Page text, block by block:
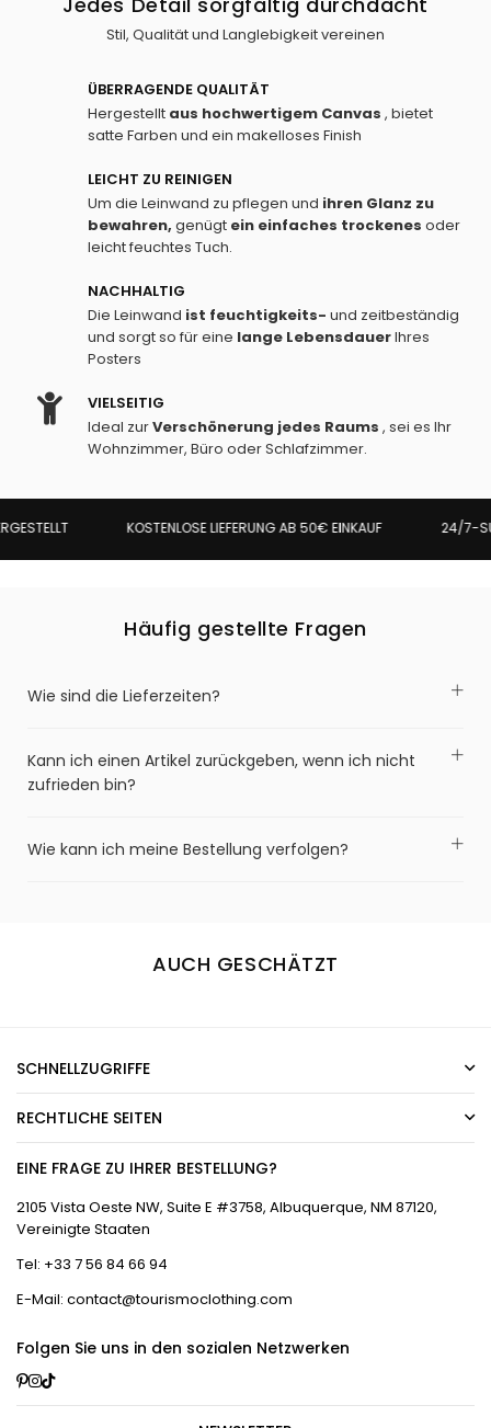
Stil, Qualität und Langlebigkeit vereinen
ÜBERRAGENDE QUALITÄT
Hergestellt aus hochwertigem Canvas , bietet
satte Farben und ein makelloses Finish
LEICHT ZU REINIGEN
Um die Leinwand zu pflegen und ihren Glanz zu
bewahren, genügt ein einfaches trockenes oder
leicht feuchtes Tuch.
NACHHALTIG
Die Leinwand ist feuchtigkeits- und zeitbeständig
und sorgt so für eine lange LebensdauerIhres
Posters
VIELSEITIG
Ideal zurVerschönerung jedes Raums , sei es Ihr
Wohnzimmer, Büro oder Schlafzimmer.
KOSTENLOSE LIEFERUNG AB 50€ EINKAUF 24/7-
Häufig gestellte Fragen
Wie sind die Lieferzeiten?
Kann ich einen Artikel zurückgeben, wenn ich nicht
zufrieden bin?
Wie kann ich meine Bestellung verfolgen?
AUCH GESCHÄTZT
SCHNELLZUGRIFFE
RECHTLICHE SEITEN
EINE FRAGE ZU IHRER BESTELLUNG?
2105 Vista Oeste NW, Suite E #3758, Albuquerque, NM 87120,
Vereinigte Staaten
Tel: +33 7 56 84 66 94
E-Mail: contact@tourismoclothing.com
Folgen Sie uns in den sozialen Netzwerken
Pinterest
Instagram
TikTok